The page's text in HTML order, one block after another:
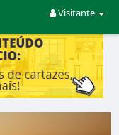
Visitante